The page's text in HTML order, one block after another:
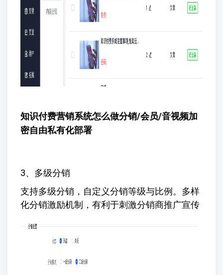
知识付费营销系统怎么做分销/会员/音视频加
密自由私有化部署
3、多级分销
支持多级分销，自定义分销等级与比例。多样
化分销激励机制，有利于刺激分销商推广宣传